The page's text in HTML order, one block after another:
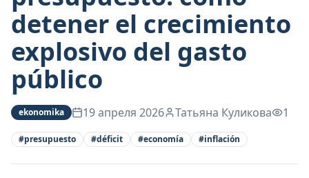
detener el crecimiento
explosivo del gasto
público
ekonomika 19 апреля 2026 Татьяна Куликова 1
#presupuesto #déficit #economía #inflación